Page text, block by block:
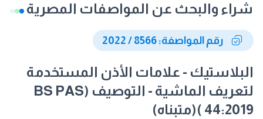
شراء والبحث عن المواصفات المصرية
رقم المواصفة: 8566 / 2022
البلاستيك - علامات الأذن المستخدمة
لتعريف الماشية - التوصيف (BS PAS
44:2019 )(متبناه)